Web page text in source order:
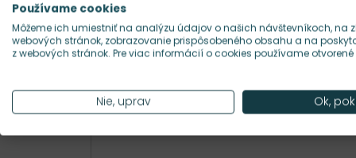
Farba kvetu
ružová
12 ks/m²
Používame cookies
Môžeme ich umiestniť na analýzu údajov o našich návštevníkoch, na
webových stránok, zobrazovanie prispôsobeného obsahu a na
z webových stránok. Pre viac informácií o cookies používame
Nie, uprav Ok,